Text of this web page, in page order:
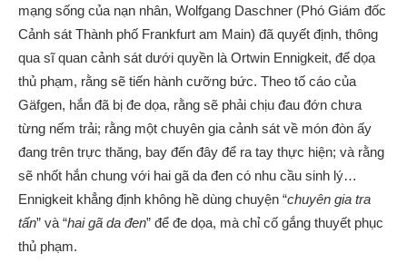
mạng sống của nạn nhân, Wolfgang Daschner (Phó Giám đốc
Cảnh sát Thành phố Frankfurt am Main) đã quyết định, thông
qua sĩ quan cảnh sát dưới quyền là Ortwin Ennigkeit, để dọa
thủ phạm, rằng sẽ tiến hành cưỡng bức. Theo tố cáo của
Gäfgen, hắn đã bị đe dọa, rằng sẽ phải chịu đau đớn chưa
từng nếm trải; rằng một chuyên gia cảnh sát về món đòn ấy
đang trên trực thăng, bay đến đây để ra tay thực hiện; và rằng
sẽ nhốt hắn chung với hai gã da đen có nhu cầu sinh lý…
Ennigkeit khẳng định không hề dùng chuyện “chuyên gia tra
tấn” và “hai gã da đen” để đe dọa, mà chỉ cố gắng thuyết phục
thủ phạm.